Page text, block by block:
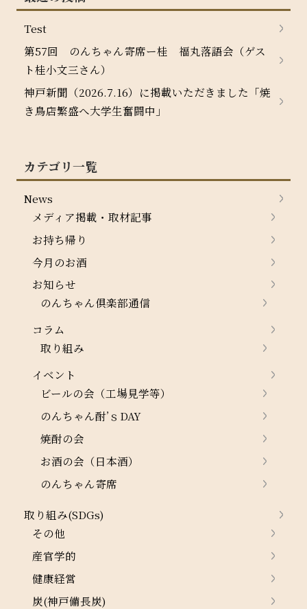
Test
第57回 のんちゃん寄席ー桂 福丸落語会（ゲス
ト桂小文三さん）
神戸新聞（2026.7.16）に掲載いただきました「焼
き鳥店繁盛へ大学生奮闘中」
カテゴリ一覧
News
メディア掲載・取材記事
お持ち帰り
今月のお酒
お知らせ
のんちゃん倶楽部通信
コラム
取り組み
イベント
ビールの会（工場見学等）
のんちゃん酎’ｓDAY
焼酎の会
お酒の会（日本酒）
のんちゃん寄席
取り組み(SDGs)
その他
産官学的
健康経営
炭(神戸備長炭)